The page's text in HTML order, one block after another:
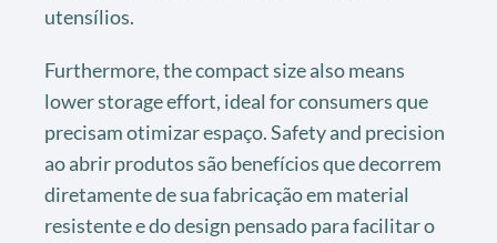
utensílios.
Furthermore, the compact size also means
lower storage effort, ideal for consumers que
precisam otimizar espaço. Safety and precision
ao abrir produtos são benefícios que decorrem
diretamente de sua fabricação em material
resistente e do design pensado para facilitar o